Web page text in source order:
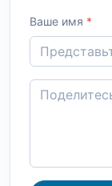
Ваше имя *